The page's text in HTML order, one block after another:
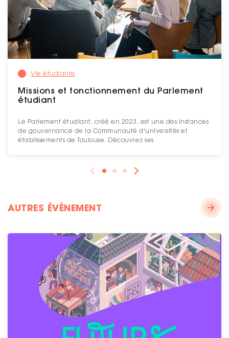
Vie étudiante
Missions et fonctionnement du Parlement
étudiant
Le Parlement étudiant, créé en 2023, est une des instances
de gouvernance de la Communauté d'universités et
établissements de Toulouse. Découvrez ses
AUTRES ÉVÈNEMENT